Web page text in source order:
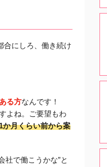
合にしろ、働き続け
る方なんです！
よね。
ご要望もわ
か月くらい前から案
社で働こうかな”と